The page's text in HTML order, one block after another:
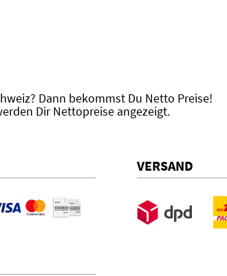
Dann bekommst Du Netto Preise!
Dir Nettopreise angezeigt.
VERSAND